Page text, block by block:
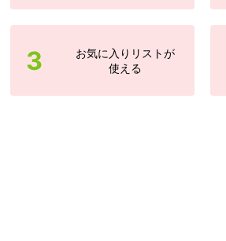
3
お気に入りリストが
使える